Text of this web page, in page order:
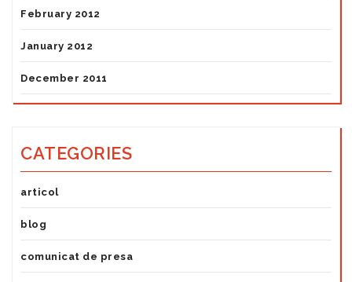
February 2012
January 2012
December 2011
CATEGORIES
articol
blog
comunicat de presa